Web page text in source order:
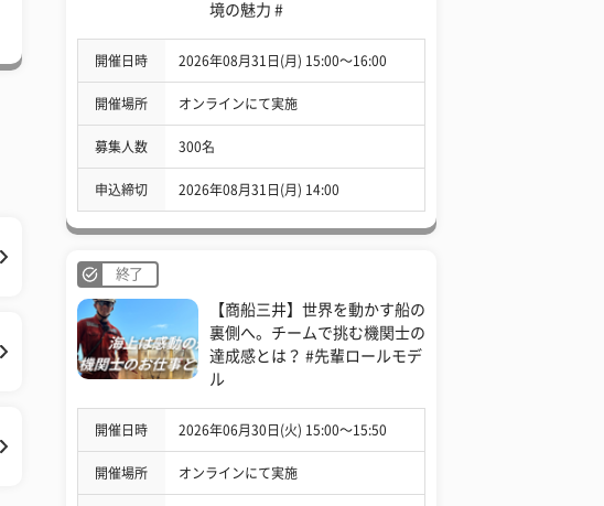
境の魅力 #
開催日時 2026年08月31日(月) 15:00〜16:00
開催場所 オンラインにて実施
募集人数 300名
申込締切 2026年08月31日(月) 14:00
終了
【商船三井】世界を動かす船の
裏側へ。チームで挑む機関士の
達成感とは？ #先輩ロールモデ
ル
開催日時 2026年06月30日(火) 15:00〜15:50
開催場所 オンラインにて実施